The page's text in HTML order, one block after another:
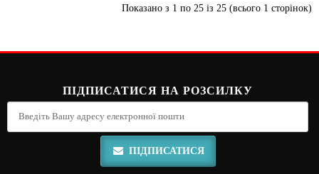
Показано з 1 по 25 із 25 (всього 1 сторінок)
ПІДПИСАТИСЯ НА РОЗСИЛКУ
ПІДПИСАТИСЯ